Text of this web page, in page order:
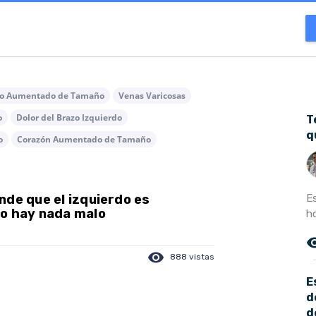
Aumentado de Tamaño
Venas Varicosas
Dolor del Brazo Izquierdo
Corazón Aumentado de Tamaño
que el izquierdo es
hay nada malo
visibility 888 vistas